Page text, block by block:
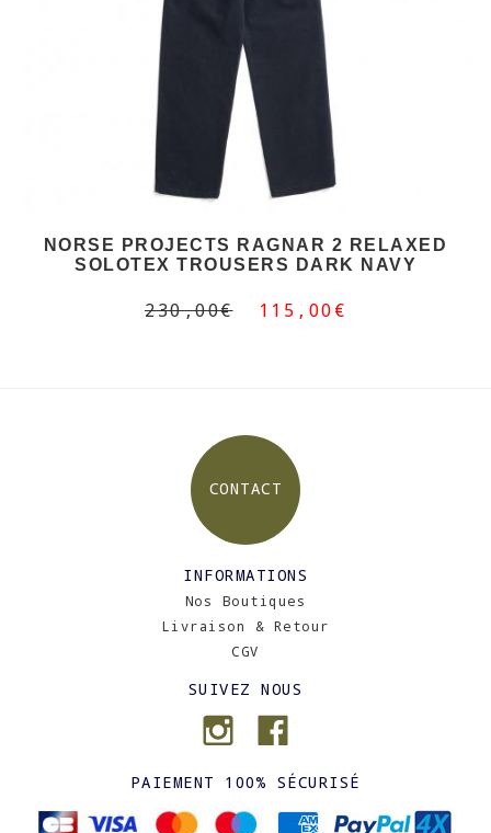
NORSE PROJECTS RAGNAR 2 RELAXED
SOLOTEX TROUSERS DARK NAVY
230,00€ 115,00€
CONTACT
INFORMATIONS
Nos Boutiques
Livraison & Retour
CGV
SUIVEZ NOUS
PAIEMENT 100% SÉCURISÉ